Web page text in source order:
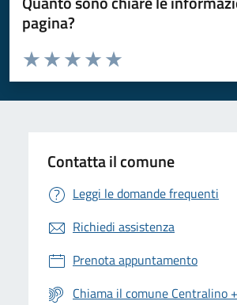
pagina?
Valuta da 1 a 5 stelle la pagina
Valuta 5 stelle su 5
Valuta 4 stelle su 5
Valuta 3 stelle su 5
Valuta 2 stelle su 5
Valuta 1 stelle su 5
Contatta il comune
Leggi le domande frequenti
Richiedi assistenza
Prenota appuntamento
Chiama il comune Centralino